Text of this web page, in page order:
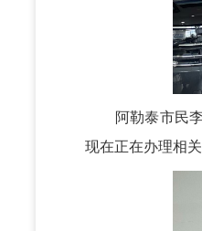
阿勒泰市民李
现在正在办理相